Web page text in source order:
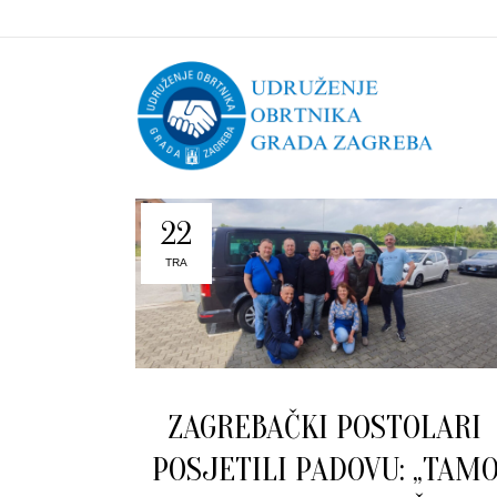
22
TRA
ZAGREBAČKI POSTOLARI
POSJETILI PADOVU: